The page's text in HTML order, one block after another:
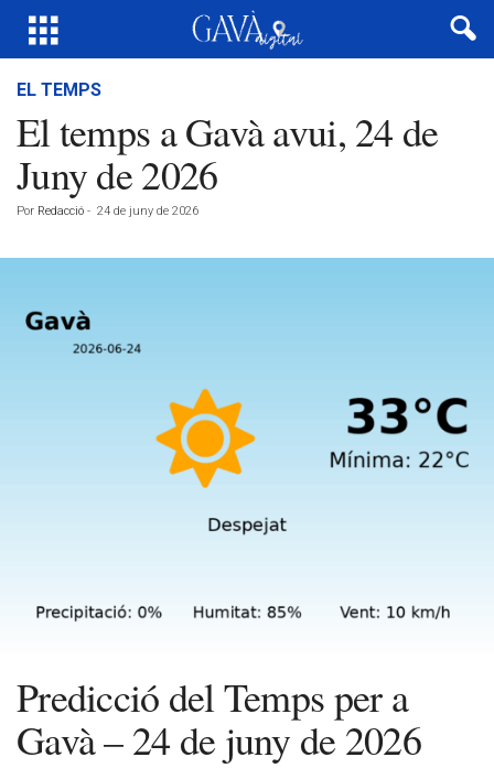
EL TEMPS
El temps a Gavà avui, 24 de
Juny de 2026
Por Redacció - 24 de juny de 2026
Predicció del Temps per a
Gavà – 24 de juny de 2026